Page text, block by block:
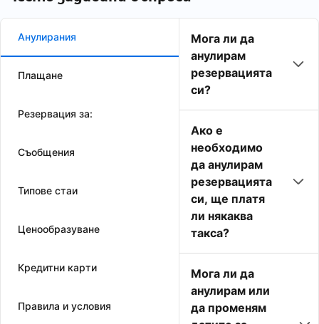
Анулирания
Плащане
Резервация за:
Съобщения
Типове стаи
Ценообразуване
Кредитни карти
Правила и условия
Мога ли да
анулирам
резервацията
си?
Ако е
необходимо
да анулирам
резервацията
си, ще платя
ли някаква
такса?
Мога ли да
анулирам или
да променям